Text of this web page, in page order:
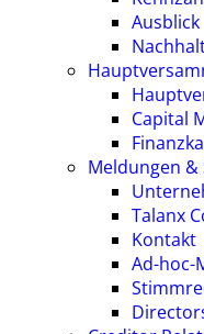
Ausblick
Capital
Meldungen &
Talanx
Kontakt
Ad-hoc-